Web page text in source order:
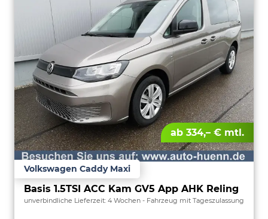
ab 334,– € mtl.
Volkswagen Caddy Maxi
Basis 1.5TSI ACC Kam GV5 App AHK Reling
unverbindliche Lieferzeit: 4 Wochen Fahrzeug mit Tageszulassung